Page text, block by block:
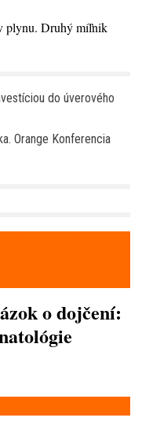
plynu. Druhý míľnik
do úverového
Orange Konferencia
o dojčení: